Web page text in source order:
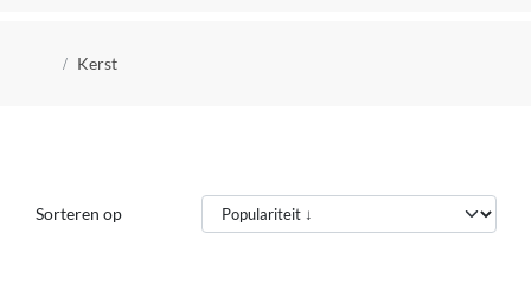
Kruimelpad
Kerst
Sorteren op